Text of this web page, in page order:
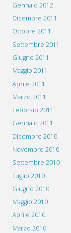
Gennaio 2012
Dicembre 2011
Ottobre 2011
Settembre 2011
Giugno 2011
Maggio 2011
Aprile 2011
Marzo 2011
Febbraio 2011
Gennaio 2011
Dicembre 2010
Novembre 2010
Settembre 2010
Luglio 2010
Giugno 2010
Maggio 2010
Aprile 2010
Marzo 2010